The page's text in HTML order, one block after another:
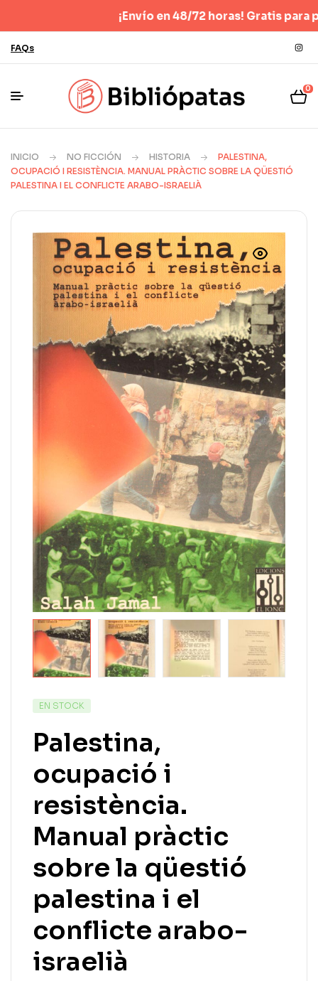
¡Envío en 48/72 horas! Gratis para
FAQs
0
INICIO NO FICCIÓN HISTORIA
PALESTINA,
OCUPACIÓ I RESISTÈNCIA. MANUAL PRÀCTIC SOBRE LA QÜESTIÓ
PALESTINA I EL CONFLICTE ARABO-ISRAELIÀ
EN STOCK
Palestina,
ocupació i
resistència.
Manual pràctic
sobre la qüestió
palestina i el
conflicte arabo-
israelià